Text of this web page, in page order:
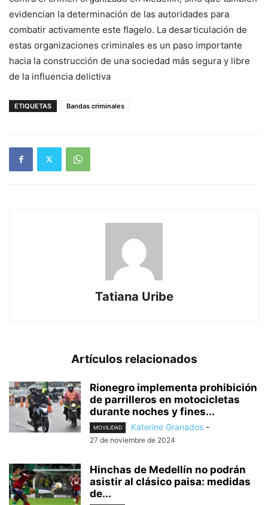
evidencian la determinación de las autoridades para
combatir activamente este flagelo. La desarticulación de
estas organizaciones criminales es un paso importante
hacia la construcción de una sociedad más segura y libre
de la influencia delictiva
ETIQUETAS Bandas criminales
Tatiana Uribe
Artículos relacionados
Rionegro implementa prohibición
de parrilleros en motocicletas
durante noches y fines...
MOVILIDAD Katerine Granados -
27 de noviembre de 2024
Hinchas de Medellín no podrán
asistir al clásico paisa: medidas
de...